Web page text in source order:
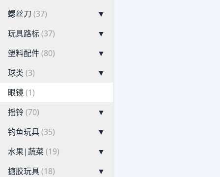
螺丝刀 (37)
▼
玩具路标(37)
▼
塑料配件(80)
▼
球类 (3)
▼
眼镜(1)
摇铃(70)
▼
钓鱼玩具(35)
▼
水果|蔬菜(19)
▼
搪胶玩具(18)
▼